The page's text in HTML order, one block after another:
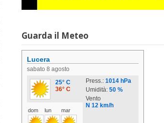
Guarda il Meteo